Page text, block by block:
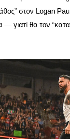
στον Logan
γιατί θα τον